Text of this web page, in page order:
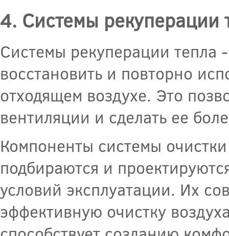
4. Системы рекуперации
Системы рекуперации тепла
восстановить и повторно
отходящем воздухе. Это
вентиляции и сделать ее
Компоненты системы
подбираются и
условий эксплуатации. Их
эффективную очистку